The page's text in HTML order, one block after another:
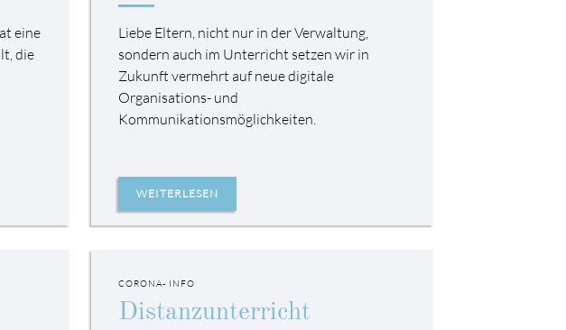
eine
die
Liebe Eltern, nicht nur in der Verwaltung,
sondern auch im Unterricht setzen wir in
Zukunft vermehrt auf neue digitale
Organisations- und
Kommunikationsmöglichkeiten.
WEITERLESEN
CORONA- INFO
Distanzunterricht